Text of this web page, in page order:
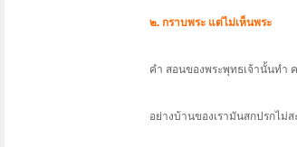
๒. กราบพระ แต่ไม่เห็นพระ
คำ สอนของพระพุทธเจ้านั้นทำ
อย่างบ้านของเรามันสกปรกไม่